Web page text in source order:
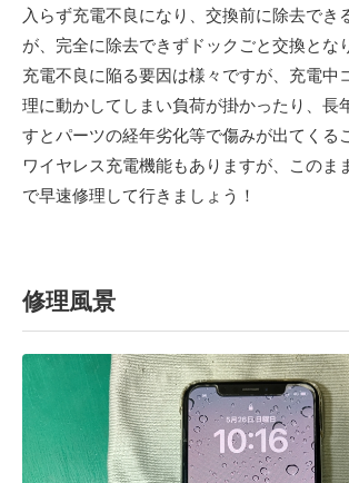
入らず充電不良になり、交換前に除去でき
が、完全に除去できずドックごと交換とな
充電不良に陥る要因は様々ですが、充電中
理に動かしてしまい負荷が掛かったり、長
すとパーツの経年劣化等で傷みが出てくる
ワイヤレス充電機能もありますが、このま
で早速修理して行きましょう！
修理風景